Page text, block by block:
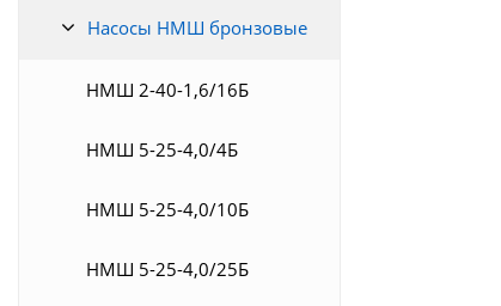
Насосы НМШ бронзовые
НМШ 2-40-1,6/16Б
НМШ 5-25-4,0/4Б
НМШ 5-25-4,0/10Б
НМШ 5-25-4,0/25Б